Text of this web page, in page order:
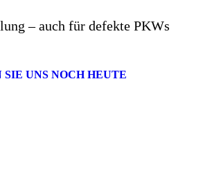
– auch für defekte PKWs
UNS NOCH HEUTE